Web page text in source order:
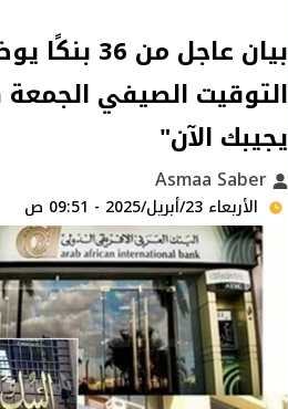
بيان
التوقيت الصيفي
يجيبك الآن"
الأربعاء 23/أبريل/2025 - 09:51 ص